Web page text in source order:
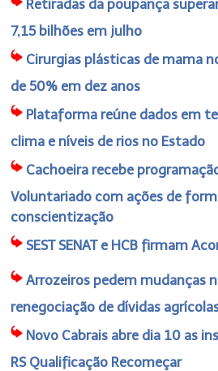
Retiradas da poupança
7,15 bilhões em julho
Cirurgias plásticas de mama
de 50% em dez anos
Plataforma reúne dados em
clima e níveis de rios no Estado
Cachoeira recebe
Voluntariado com ações de
conscientização
SEST SENAT e HCB firmam
Arrozeiros pedem mudanças
renegociação de dívidas
Novo Cabrais abre dia 10 as
RS Qualificação Recomeçar